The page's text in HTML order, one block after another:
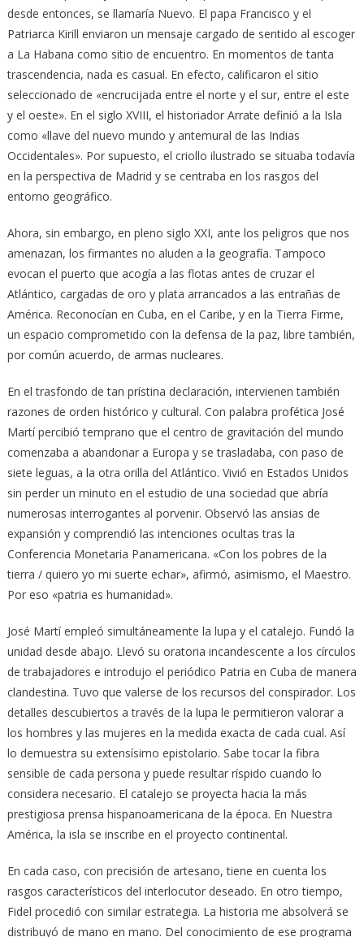
desde entonces, se llamaría Nuevo. El papa Francisco y el
Patriarca Kirill enviaron un mensaje cargado de sentido al escoger
a La Habana como sitio de encuentro. En momentos de tanta
trascendencia, nada es casual. En efecto, calificaron el sitio
seleccionado de «encrucijada entre el norte y el sur, entre el este
y el oeste». En el siglo XVIII, el historiador Arrate definió a la Isla
como «llave del nuevo mundo y antemural de las Indias
Occidentales». Por supuesto, el criollo ilustrado se situaba todavía
en la perspectiva de Madrid y se centraba en los rasgos del
entorno geográfico.
Ahora, sin embargo, en pleno siglo XXI, ante los peligros que nos
amenazan, los firmantes no aluden a la geografía. Tampoco
evocan el puerto que acogía a las flotas antes de cruzar el
Atlántico, cargadas de oro y plata arrancados a las entrañas de
América. Reconocían en Cuba, en el Caribe, y en la Tierra Firme,
un espacio comprometido con la defensa de la paz, libre también,
por común acuerdo, de armas nucleares.
En el trasfondo de tan prístina declaración, intervienen también
razones de orden histórico y cultural. Con palabra profética José
Martí percibió temprano que el centro de gravitación del mundo
comenzaba a abandonar a Europa y se trasladaba, con paso de
siete leguas, a la otra orilla del Atlántico. Vivió en Estados Unidos
sin perder un minuto en el estudio de una sociedad que abría
numerosas interrogantes al porvenir. Observó las ansias de
expansión y comprendió las intenciones ocultas tras la
Conferencia Monetaria Panamericana. «Con los pobres de la
tierra / quiero yo mi suerte echar», afirmó, asimismo, el Maestro.
Por eso «patria es humanidad».
José Martí empleó simultáneamente la lupa y el catalejo. Fundó la
unidad desde abajo. Llevó su oratoria incandescente a los círculos
de trabajadores e introdujo el periódico Patria en Cuba de manera
clandestina. Tuvo que valerse de los recursos del conspirador. Los
detalles descubiertos a través de la lupa le permitieron valorar a
los hombres y las mujeres en la medida exacta de cada cual. Así
lo demuestra su extensísimo epistolario. Sabe tocar la fibra
sensible de cada persona y puede resultar ríspido cuando lo
considera necesario. El catalejo se proyecta hacia la más
prestigiosa prensa hispanoamericana de la época. En Nuestra
América, la isla se inscribe en el proyecto continental.
En cada caso, con precisión de artesano, tiene en cuenta los
rasgos característicos del interlocutor deseado. En otro tiempo,
Fidel procedió con similar estrategia. La historia me absolverá se
distribuyó de mano en mano. Del conocimiento de ese programa